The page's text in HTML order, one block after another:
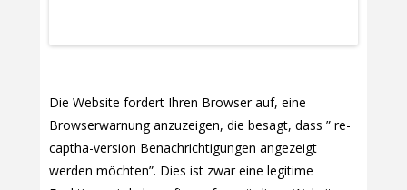
Die Website fordert Ihren Browser auf, eine
Browserwarnung anzuzeigen, die besagt, dass ” re-
captha-version Benachrichtigungen angezeigt
werden möchten”. Dies ist zwar eine legitime